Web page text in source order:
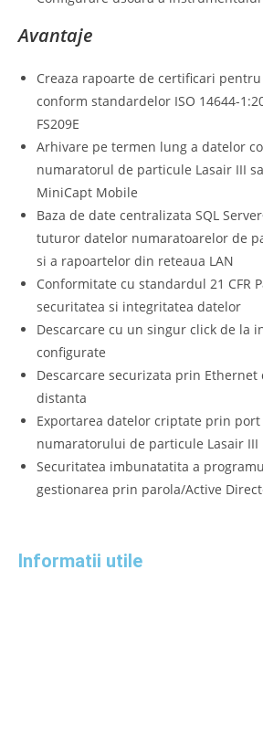
Avantaje
Creaza rapoarte de certificari
conform standardelor ISO 14644-
FS209E
Arhivare pe termen lung a datelor
numaratorul de particule Lasair III
MiniCapt Mobile
Baza de date centralizata SQL
tuturor datelor numaratoarelor de
si a rapoartelor din reteaua LAN
Conformitate cu standardul 21 CFR
securitatea si integritatea datelor
Descarcare cu un singur click de la
configurate
Descarcare securizata prin
distanta
Exportarea datelor criptate prin port
numaratorului de particule Lasair III
Securitatea imbunatatita a
gestionarea prin parola/Active
Informatii utile